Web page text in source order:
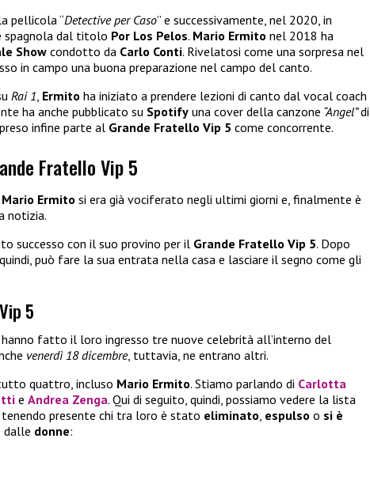
pellicola “Detective per Caso” e successivamente, nel 2020, in
spagnola dal titolo Por Los Pelos. Mario Ermito nel 2018 ha
Show condotto da Carlo Conti. Rivelatosi come una sorpresa nel
in campo una buona preparazione nel campo del canto.
Rai 1 Ermito ha iniziato a prendere lezioni di canto dal vocal coach
ha anche pubblicato su Spotify una cover della canzone “Angel”di
infine parte al Grande Fratello Vip 5 come concorrente.
Fratello Vip 5
Mario Ermito si era già vociferato negli ultimi giorni e, finalmente è
notizia.
successo con il suo provino per il Grande Fratello Vip 5. Dopo
può fare la sua entrata nella casa e lasciare il segno come gli
5
fatto il loro ingresso tre nuove celebrità all’interno del
venerdì 18 dicembre, tuttavia, ne entrano altri.
quattro, incluso Mario Ermito. Stiamo parlando di Carlotta
e Andrea Zenga. Qui di seguito, quindi, possiamo vedere la lista
, tenendo presente chi tra loro è stato eliminato espulso o si è
dalle donne: